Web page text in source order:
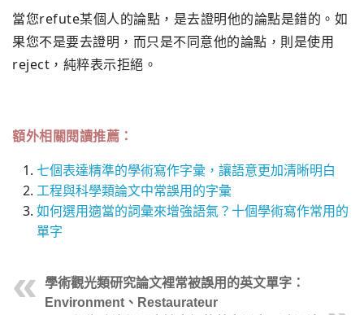
當您refute某個人的論點，是去證明他的論點是錯的。如
果您不是要去證明，而只是不同意他的論點，則是使用
reject，純粹表示拒絕。
額外相關閱讀推薦：
七個表達精準的學術寫作字彙，讓語意更加清晰明白
工程與科學類論文中常誤用的字彙
如何選用適當的詞彙來增強語氣？十個學術寫作常用的
單字
學術觀光類研究論文裡常被誤用的英文單字：
Environment、Restaurateur